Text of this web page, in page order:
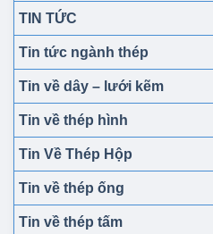
TIN TỨC
Tin tức ngành thép
Tin về dây – lưới kẽm
Tin về thép hình
Tin Về Thép Hộp
Tin về thép ống
Tin về thép tấm